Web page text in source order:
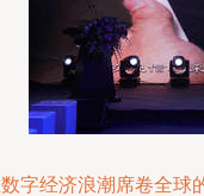
字经济浪潮席卷全球